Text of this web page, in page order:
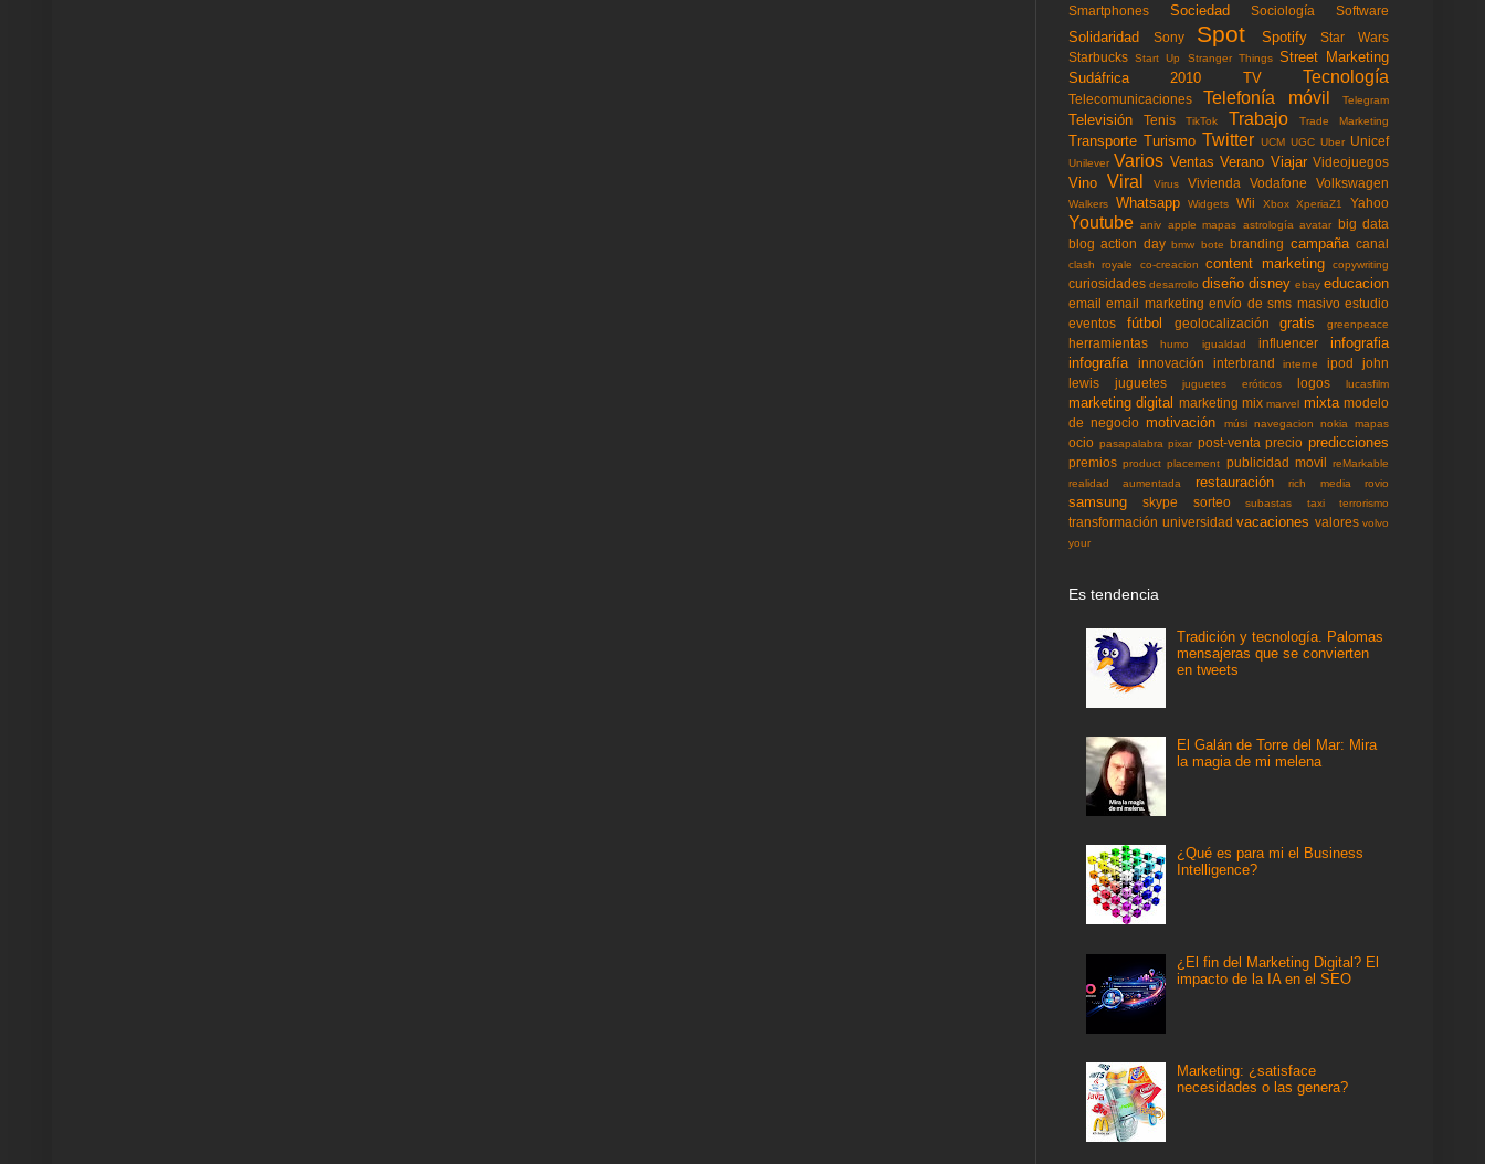
Smartphones Sociedad Sociología Software
Solidaridad Sony Spot Spotify
Star Wars
Starbucks Start Up Stranger Things Street Marketing
Sudáfrica 2010
TV Tecnología
Telecomunicaciones Telefonía móvil Telegram
Televisión Tenis TikTok Trabajo Trade Marketing
Transporte Turismo Twitter UCM UGC Uber Unicef
Unilever Varios Ventas Verano Viajar Videojuegos
Vino Viral Virus Vivienda Vodafone Volkswagen
Walkers Whatsapp Widgets Wii Xbox XperiaZ1 Yahoo
Youtube aniv apple mapas astrología avatar big data
blog action day bmw bote branding campaña canal
clash royale co-creacion content marketing copywriting
curiosidades desarrollo diseño disney ebay educacion
email email marketing envío de sms masivo estudio
eventos
fútbol geolocalización gratis greenpeace
herramientas humo igualdad influencer
infografia
infografía
innovación interbrand interne ipod
john
lewis
juguetes juguetes eróticos logos lucasfilm
marketing digital marketing mix marvel mixta modelo
de negocio motivación músi navegacion nokia mapas
ocio pasapalabra pixar post-venta precio predicciones
premios product placement publicidad movil reMarkable
realidad aumentada
restauración rich media rovio
samsung skype sorteo subastas taxi terrorismo
transformación universidad vacaciones valores volvo
your
Es tendencia
Tradición y tecnología. Palomas
mensajeras que se convierten
en tweets
El Galán de Torre del Mar: Mira
la magia de mi melena
¿Qué es para mi el Business
Intelligence?
¿El fin del Marketing Digital? El
impacto de la IA en el SEO
Marketing: ¿satisface
necesidades o las genera?